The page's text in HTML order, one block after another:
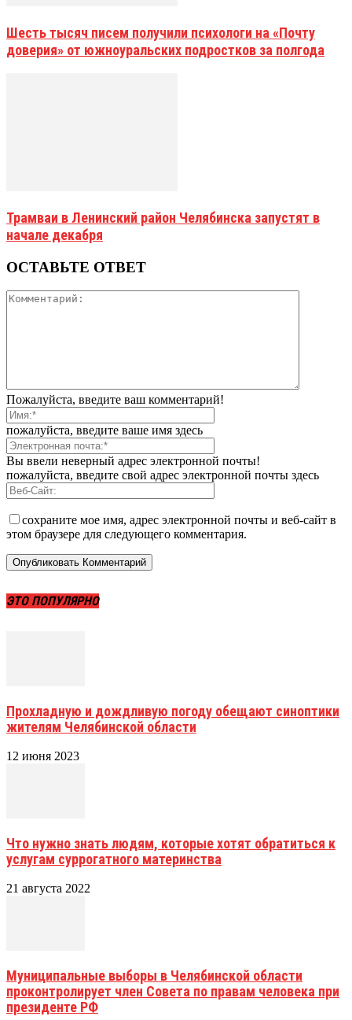
Шесть тысяч писем получили психологи на «Почту
доверия» от южноуральских подростков за полгода
Трамваи в Ленинский район Челябинска запустят в
начале декабря
ОСТАВЬТЕ ОТВЕТ
Пожалуйста, введите ваш комментарий!
пожалуйста, введите ваше имя здесь
Вы ввели неверный адрес электронной почты!
пожалуйста, введите свой адрес электронной почты здесь
сохраните мое имя, адрес электронной почты и веб-сайт в
этом браузере для следующего комментария.
ЭТО ПОПУЛЯРНО
Прохладную и дождливую погоду обещают синоптики
жителям Челябинской области
12 июня 2023
Что нужно знать людям, которые хотят обратиться к
услугам суррогатного материнства
21 августа 2022
Муниципальные выборы в Челябинской области
проконтролирует член Совета по правам человека при
президенте РФ